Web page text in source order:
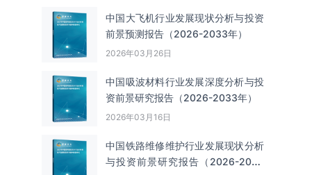
中国大飞机行业发展现状分析与投资
前景预测报告（2026-2033年）
2026年03月26日
中国吸波材料行业发展深度分析与投
资前景研究报告（2026-2033年）
2026年03月16日
中国铁路维修维护行业发展现状分析
与投资前景研究报告（2026-2033